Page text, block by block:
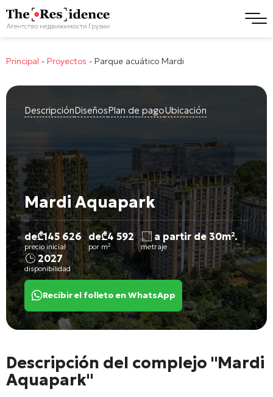
Principal - Proyectos - Parque acuático Mardi
DescripciónDiseñosPlan de pagoUbicación
Mardi Aquapark
de₾145 626
precio inicial
de₾4 592
por m²
a partir de 30m².
metraje
2027
disponibilidad
Recibir el folleto en WhatsApp
Descripción del complejo "Mardi
Aquapark"